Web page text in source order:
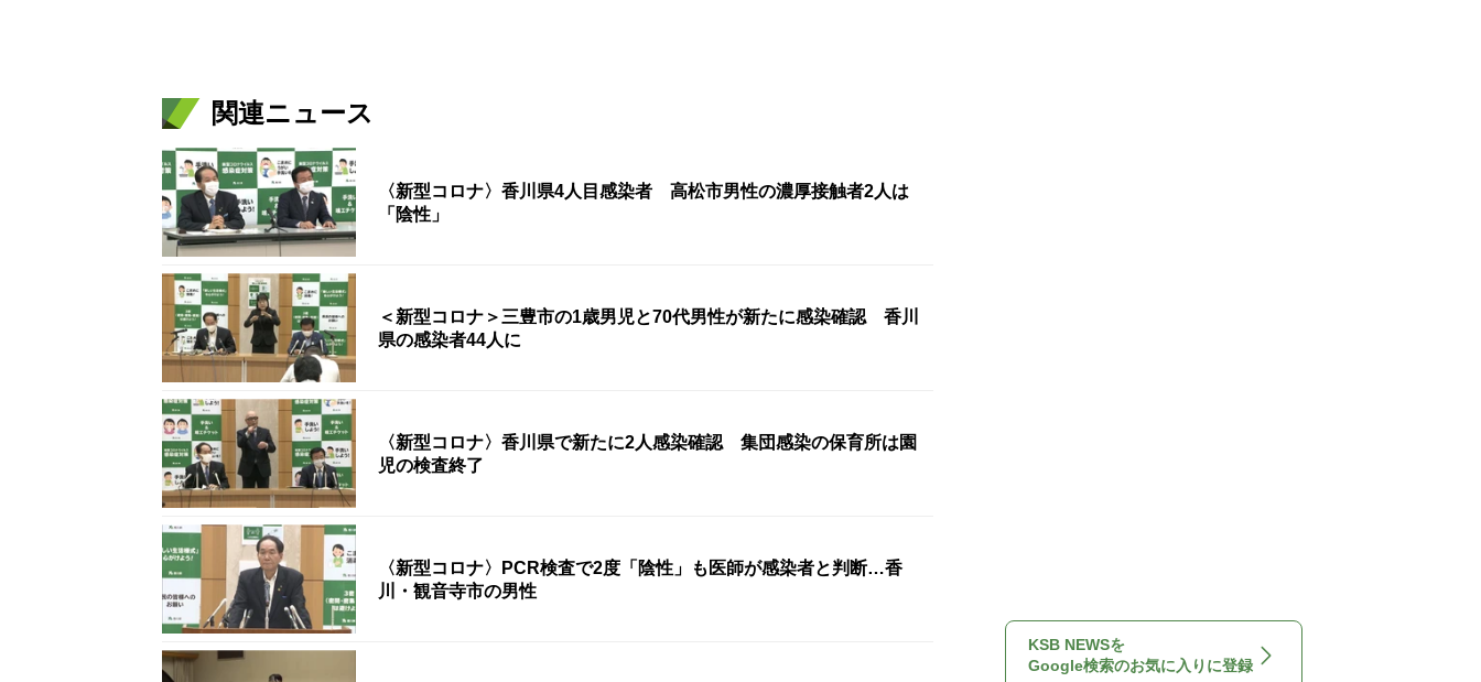
関連ニュース
〈新型コロナ〉香川県4人目感染者 高松市男性の濃厚接触者2人は
「陰性」
＜新型コロナ＞三豊市の1歳男児と70代男性が新たに感染確認 香川
県の感染者44人に
〈新型コロナ〉香川県で新たに2人感染確認 集団感染の保育所は園
児の検査終了
〈新型コロナ〉PCR検査で2度「陰性」も医師が感染者と判断…香
川・観音寺市の男性
KSB NEWSを
Google検索のお気に入りに登録